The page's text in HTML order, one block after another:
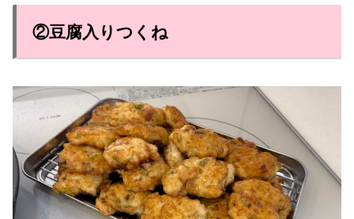
②豆腐入りつくね